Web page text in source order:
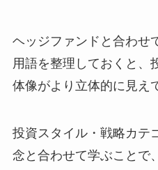
ヘッジファンドと合わせ
用語を整理しておくと、
体像がより立体的に見え
投資スタイル・戦略カテ
念と合わせて学ぶことで